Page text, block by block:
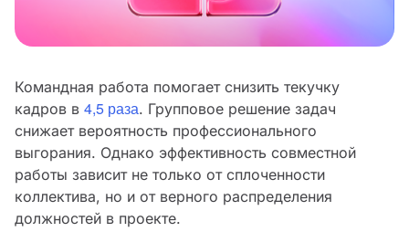
Командная работа помогает снизить текучку
кадров в 4,5 раза. Групповое решение задач
снижает вероятность профессионального
выгорания. Однако эффективность совместной
работы зависит не только от сплоченности
коллектива, но и от верного распределения
должностей в проекте.